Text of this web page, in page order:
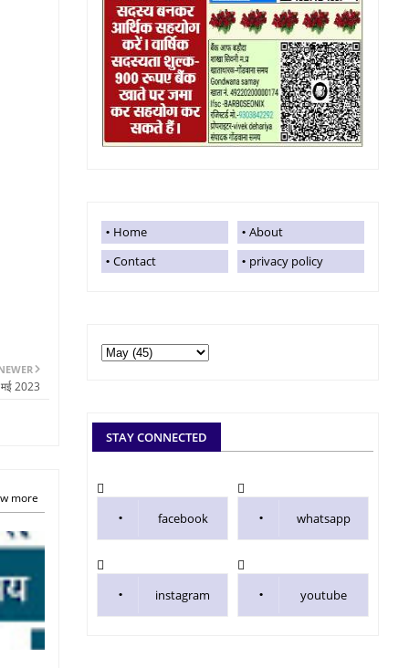
मई 2023
more
Home
About
Contact
privacy policy
STAY CONNECTED
facebook whatsapp
instagram youtube